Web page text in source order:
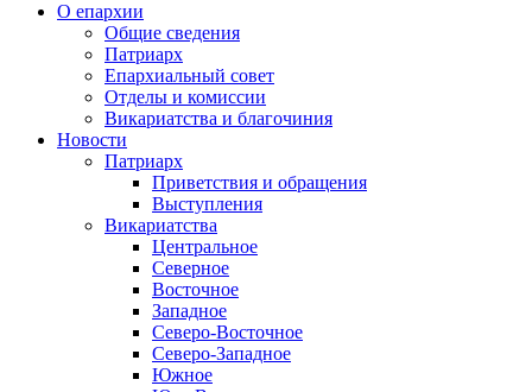
О епархии
Общие сведения
Патриарх
Епархиальный совет
Отделы и комиссии
Викариатства и благочиния
Новости
Патриарх
Приветствия и обращения
Выступления
Викариатства
Центральное
Северное
Восточное
Западное
Северо-Восточное
Северо-Западное
Южное